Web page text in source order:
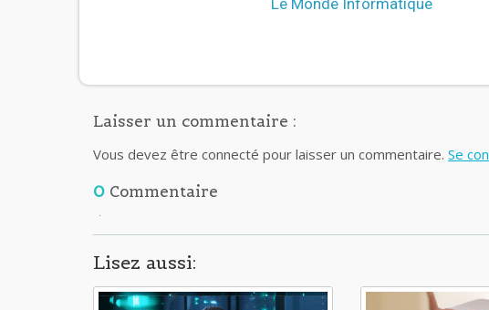
Laisser un commentaire :
Vous devez être connecté pour laisser un commentaire. Se
0 Commentaire
Lisez aussi: